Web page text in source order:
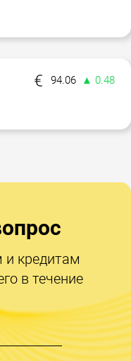
94.06
▲ 0.48
кредитам
в течение